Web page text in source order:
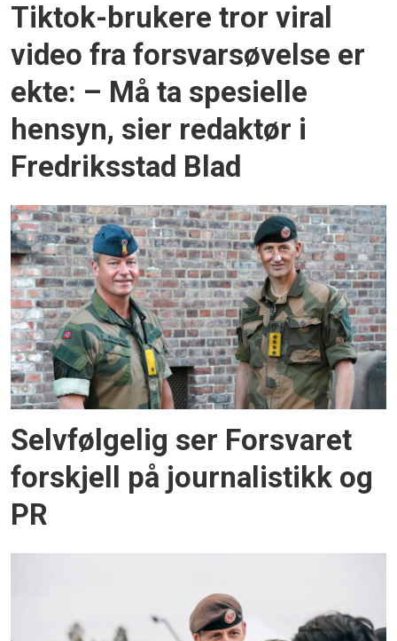
Tiktok-brukere tror viral
video fra forsvarsøvelse er
ekte: – Må ta spesielle
hensyn, sier redaktør i
Fredriksstad Blad
Selvfølgelig ser Forsvaret
forskjell på journalistikk og
PR